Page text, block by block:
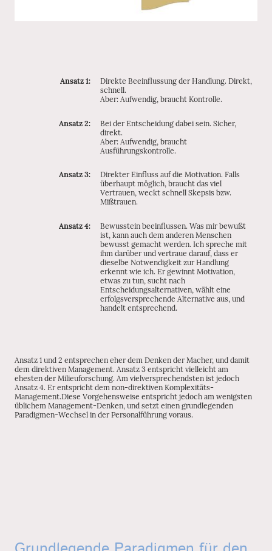
Ansatz 1:
Direkte Beeinflussung der Handlung. Direkt,
schnell.
Aber: Aufwendig, braucht Kontrolle.
Ansatz 2:
Bei der Entscheidung dabei sein. Sicher,
direkt.
Aber: Aufwendig, braucht
Ausführungskontrolle.
Ansatz 3:
Direkter Einfluss auf die Motivation. Falls
überhaupt möglich, braucht das viel
Vertrauen, weckt schnell Skepsis bzw.
Mißtrauen.
Ansatz 4:
Bewusstein beeinflussen. Was mir bewußt
ist, kann auch dem anderen Menschen
bewusst gemacht werden. Ich spreche mit
ihm darüber und vertraue darauf, dass er
dieselbe Notwendigkeit zur Handlung
erkennt wie ich. Er gewinnt Motivation,
etwas zu tun, sucht nach
Entscheidungsalternativen, wählt eine
erfolgsversprechende Alternative aus, und
handelt entsprechend.
Ansatz 1 und 2 entsprechen eher dem Denken der Macher, und damit
dem direktiven Management. Ansatz 3 entspricht vielleicht am
ehesten der Milieuforschung. Am vielversprechendsten ist jedoch
Ansatz 4. Er entspricht dem non-direktiven Komplexitäts-
Management.Diese Vorgehensweise entspricht jedoch am wenigsten
üblichem Management-Denken, und setzt einen grundlegenden
Paradigmen-Wechsel in der Personalführung voraus.